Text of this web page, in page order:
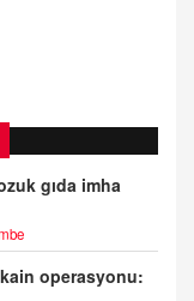
gıda imha
operasyonu: